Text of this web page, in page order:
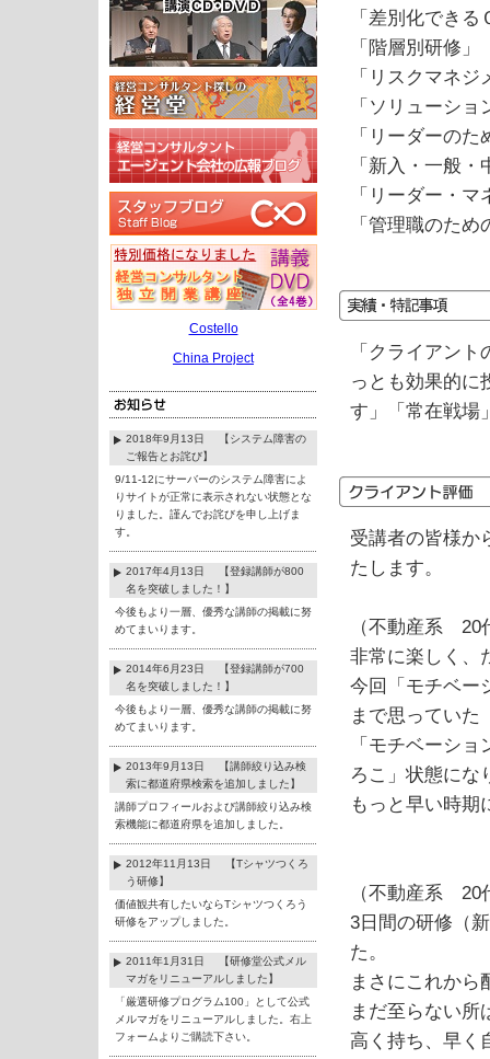
Costello
China Project
2018年9月13日 【システム障害の
ご報告とお詫び】
9/11-12にサーバーのシステム障害によ
りサイトが正常に表示されない状態とな
りました。謹んでお詫びを申し上げま
す。
2017年4月13日 【登録講師が800
名を突破しました！】
今後もより一層、優秀な講師の掲載に努
めてまいります。
2014年6月23日 【登録講師が700
名を突破しました！】
今後もより一層、優秀な講師の掲載に努
めてまいります。
2013年9月13日 【講師絞り込み検
索に都道府県検索を追加しました】
講師プロフィールおよび講師絞り込み検
索機能に都道府県を追加しました。
2012年11月13日 【Tシャツつくろ
う研修】
価値観共有したいならTシャツつくろう
研修をアップしました。
2011年1月31日 【研修堂公式メル
マガをリニューアルしました】
「厳選研修プログラム100」として公式
メルマガをリニューアルしました。右上
フォームよりご購読下さい。
「差別化できる
「階層別研修」
「リスクマネ
「ソリューシ
「リーダーの
「新入・一般
「リーダー・
「管理職のた
「クライアン
っとも効果的に
す」「常在戦場
受講者の皆様か
たします。
（不動産系 20
非常に楽しく、
今回「モチベー
まで思っていた
「モチベーシ
ろこ」状態にな
もっと早い時期
（不動産系 20
3日間の研修（
た。
まさにこれから
まだ至らない所
高く持ち、早く